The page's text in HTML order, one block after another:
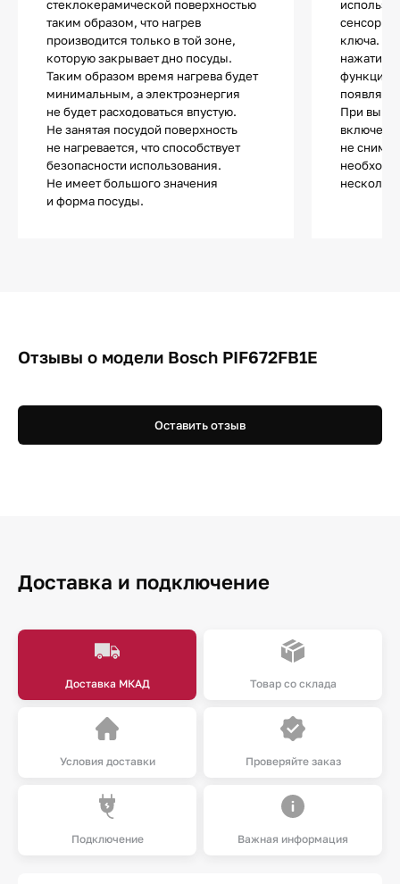
стеклокерамической поверхностью
таким образом, что нагрев
производится только в той зоне,
которую закрывает дно посуды.
Таким образом время нагрева будет
минимальным, а электроэнергия
не будет расходоваться впустую.
Не занятая посудой поверхность
не нагревается, что способствует
безопасности использования.
Не имеет большого значения
и форма посуды.
сенсор с
ключа.
нажатии
функции
При
не
Отзывы о модели Bosch PIF672FB1E
Оставить отзыв
Доставка и подключение
Доставка МКАД Товар со склада
Условия доставки Проверяйте заказ
Подключение Важная информация